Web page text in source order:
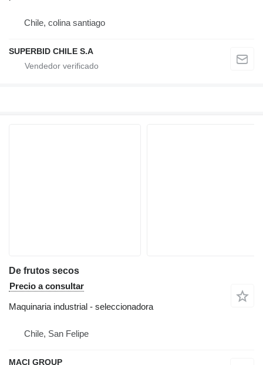
Chile, colina santiago
SUPERBID CHILE S.A
De frutos secos
Precio a consultar
Maquinaria industrial - seleccionadora
Chile, San Felipe
MACI GROUP